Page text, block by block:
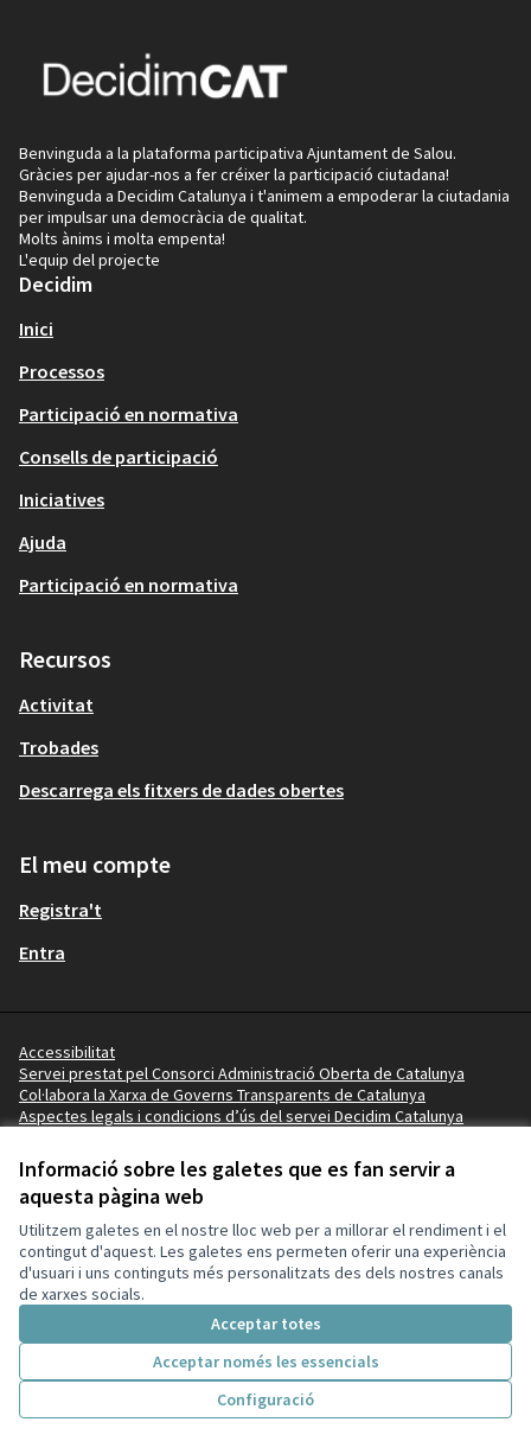
Informació sobre les galetes que es fan servir a
aquesta pàgina web
Utilitzem galetes en el nostre lloc web per a millorar el rendiment i el
contingut d'aquest. Les galetes ens permeten oferir una experiència
d'usuari i uns continguts més personalitzats des dels nostres canals
de xarxes socials.
Acceptar totes
Acceptar només les essencials
Configuració
Inici Cercar Activitat Entra
Benvinguda a la plataforma participativa Ajuntament de Salou.
Gràcies per ajudar-nos a fer créixer la participació ciutadana!
Benvinguda a Decidim Catalunya i t'animem a empoderar la ciutadania
per impulsar una democràcia de qualitat.
Molts ànims i molta empenta!
L'equip del projecte
Decidim
Inici
Processos
Participació en normativa
Consells de participació
Iniciatives
Ajuda
Participació en normativa
Recursos
Activitat
Trobades
Descarrega els fitxers de dades obertes
El meu compte
Registra't
Entra
Accessibilitat
Servei prestat pel Consorci Administració Oberta de Catalunya
Col·labora la Xarxa de Governs Transparents de Catalunya
Aspectes legals i condicions d’ús del servei Decidim Catalunya
Termes i condicions
Configuració de les galetes
Ajuntament de Salou a X
(Enllaç extern)
Ajuntament de Salou a Facebook
(Enllaç extern)
Ajuntament de Salou a Instagram
(Enllaç extern)
Ajuntament de Salou a YouTube
(Enllaç extern)
Ajuntament de Salou a GitHub
(Enllaç extern)
Web creada amb
(Enllaç extern)
Amb
(Enllaç